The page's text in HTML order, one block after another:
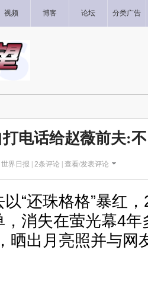
视频 博客 论坛 分类广告
电话给赵薇前夫:
界日报 | 2条评论 | 查看/发表评论
以“还珠格格”暴红
，消失在萤光幕4
晒出月亮照并与网